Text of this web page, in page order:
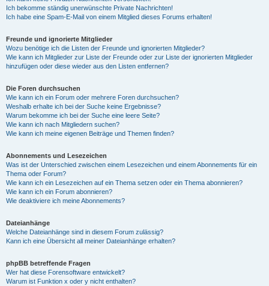
Ich bekomme ständig unerwünschte Private Nachrichten!
Ich habe eine Spam-E-Mail von einem Mitglied dieses Forums erhalten!
Freunde und ignorierte Mitglieder
Wozu benötige ich die Listen der Freunde und ignorierten Mitglieder?
Wie kann ich Mitglieder zur Liste der Freunde oder zur Liste der ignorierten Mitglieder
hinzufügen oder diese wieder aus den Listen entfernen?
Die Foren durchsuchen
Wie kann ich ein Forum oder mehrere Foren durchsuchen?
Weshalb erhalte ich bei der Suche keine Ergebnisse?
Warum bekomme ich bei der Suche eine leere Seite?
Wie kann ich nach Mitgliedern suchen?
Wie kann ich meine eigenen Beiträge und Themen finden?
Abonnements und Lesezeichen
Was ist der Unterschied zwischen einem Lesezeichen und einem Abonnements für ein
Thema oder Forum?
Wie kann ich ein Lesezeichen auf ein Thema setzen oder ein Thema abonnieren?
Wie kann ich ein Forum abonnieren?
Wie deaktiviere ich meine Abonnements?
Dateianhänge
Welche Dateianhänge sind in diesem Forum zulässig?
Kann ich eine Übersicht all meiner Dateianhänge erhalten?
phpBB betreffende Fragen
Wer hat diese Forensoftware entwickelt?
Warum ist Funktion x oder y nicht enthalten?